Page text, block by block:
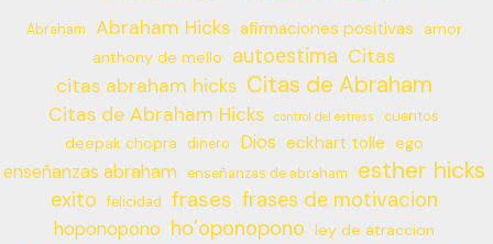
Abraham Abraham Hicks afirmaciones positivas
amor
anthony de mello
autoestima Citas
citas abraham hicks Citas de Abraham
Citas de Abraham Hicks control del estress cuentos
deepak chopra dinero Dios eckhart tolle ego
enseñanzas abraham enseñanzas de abraham esther hicks
exito felicidad frases frases de motivacion
hoponopono ho’oponopono ley de atraccion